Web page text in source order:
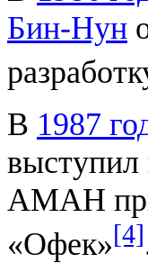
Бин-Нун
В 1987
выступил
АМАН
«Офек»[4]